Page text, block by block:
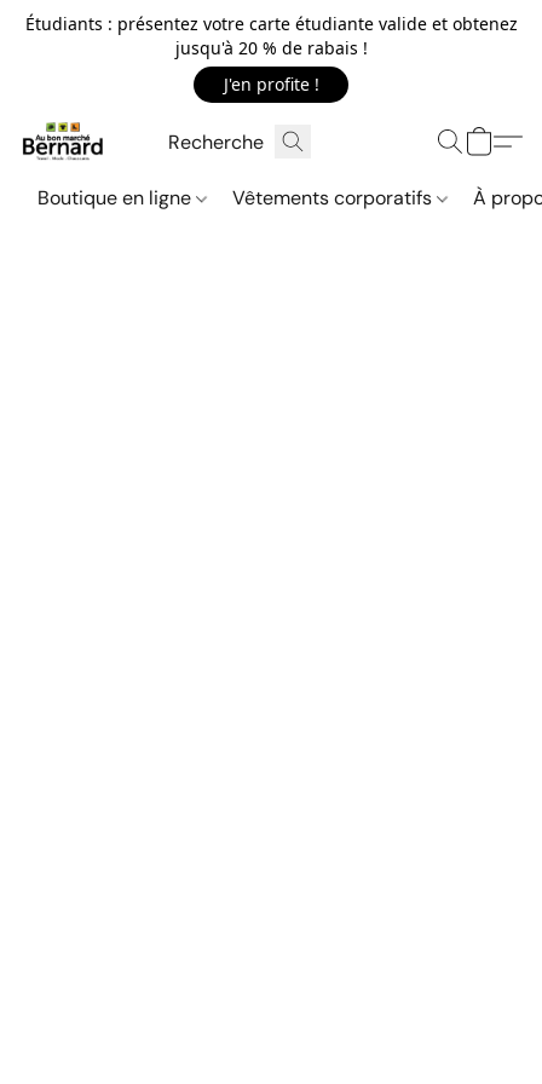
Étudiants : présentez votre carte étudiante valide et obtenez
jusqu'à 20 % de rabais !
J'en profite !
Boutique en ligne Vêtements corporatifs À